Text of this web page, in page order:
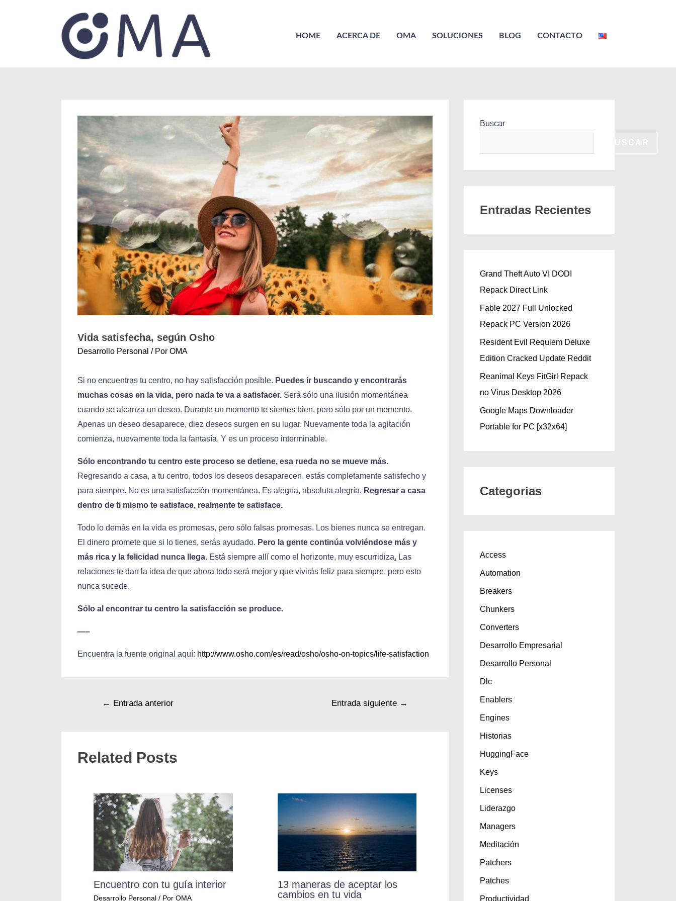
HOME ACERCA DE OMA SOLUCIONES BLOG CONTACTO
Vida satisfecha, según Osho
Desarrollo Personal / Por OMA
Si no encuentras tu centro, no hay satisfacción posible. Puedes ir buscando y encontrarás
muchas cosas en la vida, pero nada te va a satisfacer. Será sólo una ilusión momentánea
cuando se alcanza un deseo. Durante un momento te sientes bien, pero sólo por un momento.
Apenas un deseo desaparece, diez deseos surgen en su lugar. Nuevamente toda la agitación
comienza, nuevamente toda la fantasía. Y es un proceso interminable.
Sólo encontrando tu centro este proceso se detiene, esa rueda no se mueve más.
Regresando a casa, a tu centro, todos los deseos desaparecen, estás completamente satisfecho y
para siempre. No es una satisfacción momentánea. Es alegría, absoluta alegría. Regresar a casa
dentro de ti mismo te satisface, realmente te satisface.
Todo lo demás en la vida es promesas, pero sólo falsas promesas. Los bienes nunca se entregan.
El dinero promete que si lo tienes, serás ayudado. Pero la gente continúa volviéndose más y
más rica y la felicidad nunca llega. Está siempre allí como el horizonte, muy escurridiza. Las
relaciones te dan la idea de que ahora todo será mejor y que vivirás feliz para siempre, pero esto
nunca sucede.
Sólo al encontrar tu centro la satisfacción se produce.
—–
Encuentra la fuente original aquí: http://www.osho.com/es/read/osho/osho-on-topics/life-satisfaction
← Entrada anterior Entrada siguiente →
Related Posts
Encuentro con tu guía interior
Desarrollo Personal / Por OMA
13 maneras de aceptar los
cambios en tu vida
Buscar
Entradas Recientes
Grand Theft Auto VI DODI
Repack Direct Link
Fable 2027 Full Unlocked
Repack PC Version 2026
Resident Evil Requiem Deluxe
Edition Cracked Update Reddit
Reanimal Keys FitGirl Repack
no Virus Desktop 2026
Google Maps Downloader
Portable for PC [x32x64]
Categorias
Access
Automation
Breakers
Chunkers
Converters
Desarrollo Empresarial
Desarrollo Personal
Dlc
Enablers
Engines
Historias
HuggingFace
Keys
Licenses
Liderazgo
Managers
Meditación
Patchers
Patches
Productividad